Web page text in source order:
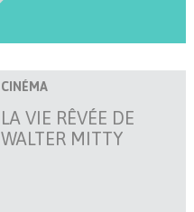
CINÉMA
LA VIE RÊVÉE DE
WALTER MITTY